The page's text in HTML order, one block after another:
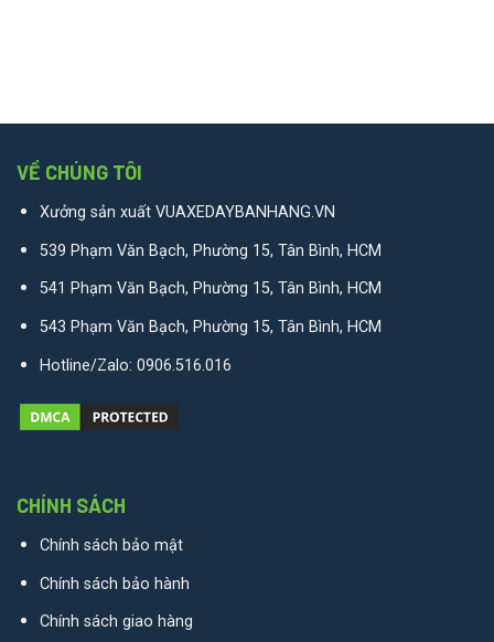
VỀ CHÚNG TÔI
Xưởng sản xuất VUAXEDAYBANHANG.VN
539 Phạm Văn Bạch, Phường 15, Tân Bình, HCM
541 Phạm Văn Bạch, Phường 15, Tân Bình, HCM
543 Phạm Văn Bạch, Phường 15, Tân Bình, HCM
Hotline/Zalo: 0906.516.016
CHÍNH SÁCH
Chính sách bảo mật
Chính sách bảo hành
Chính sách giao hàng